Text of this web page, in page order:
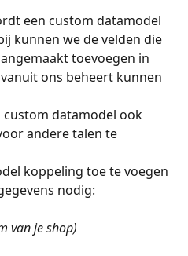
een custom datamodel
kunnen we de velden die
toevoegen in
ons beheert kunnen
custom datamodel ook
andere talen te
koppeling toe te voegen
nodig:
van je shop)